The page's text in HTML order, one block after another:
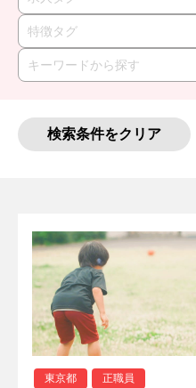
特徴タグ
検索条件をクリア
東京都 正職員